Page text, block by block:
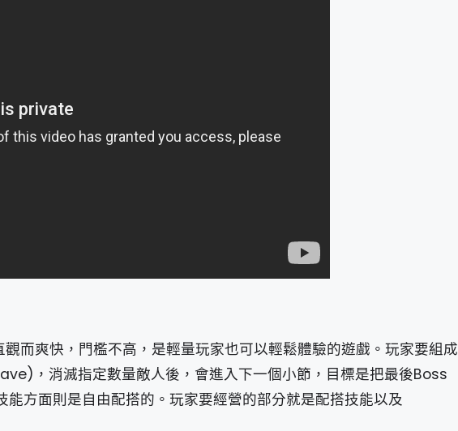
而爽快，門檻不高，是輕量玩家也可以輕鬆體驗的遊戲。玩家要組成
，消滅指定數量敵人後，會進入下一個小節，目標是把最後Boss
方面則是自由配搭的。玩家要經營的部分就是配搭技能以及